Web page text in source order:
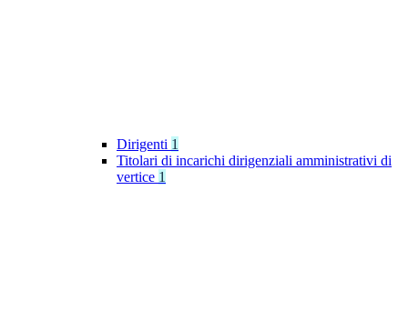
Dirigenti 1
Titolari di incarichi dirigenziali amministrativi di
vertice 1